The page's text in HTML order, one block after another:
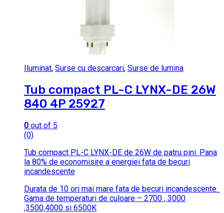
Iluminat, Surse cu descarcari, Surse de lumina
Tub compact PL-C LYNX-DE 26W
840 4P 25927
0 out of 5
(0)
Tub compact PL-C LYNX-DE de 26W de patru pini. Pana
la 80% de economisire a energiei fata de becuri
incandescente
Durata de 10 ori mai mare fata de becuri incandescente.
Gama de temperaturi de culoare – 2700 , 3000
,3500,4000 si 6500K